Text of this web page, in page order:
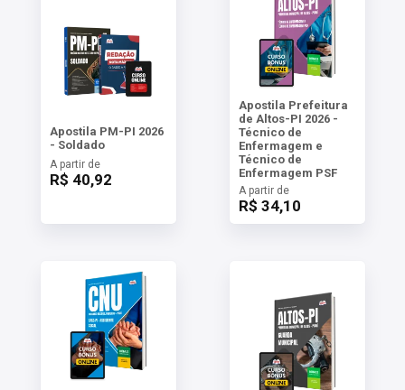
Apostila PM-PI 2026
- Soldado
A partir de
R$ 40,92
Apostila Prefeitura
de Altos-PI 2026 -
Técnico de
Enfermagem e
Técnico de
Enfermagem PSF
A partir de
R$ 34,10